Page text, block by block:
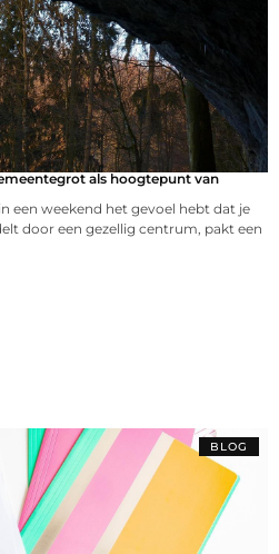
als hoogtepunt van
een weekend het gevoel hebt dat je
door een gezellig centrum, pakt een
BLOG